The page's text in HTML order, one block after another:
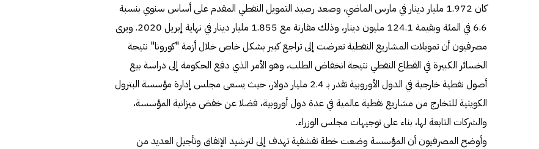
كان 1.972 مليار دينار في مارس الماضي، وصعد رصيد التمويل النفطي المقدم على أساس سنوي بنسبة
6.6 في المئة وبقيمة 124.1 مليون دينار، وذلك مقارنة مع 1.855 مليار دينار في نهاية إبريل 2020. ويرى
مصرفيون أن تمويلات المشاريع النفطية تعرضت إلى تراجع كبير بشكل خاص خلال أزمة "كورونا" نتيجة
الخسائر الكبيرة في القطاع النفطي نتيجة انخفاض الطلب، وهو الأمر الذي دفع الحكومة إلى دراسة بيع
أصول نفطية خارجية في الدول الأوروبية تقدر بـ 2.4 مليار دولار، حيث يسعى مجلس إدارة مؤسسة البترول
الكويتية للتخارج من مشاريع نفطية عالمية في عدة دول أوروبية، فضلا عن خفض ميزانية المؤسسة،
والشركات التابعة لها، بناء على توجيهات مجلس الوزراء.
وأوضح المصرفيون أن المؤسسة وضعت خطة تقشفية تهدف إلى لترشيد الإنفاق وتأجيل العديد من